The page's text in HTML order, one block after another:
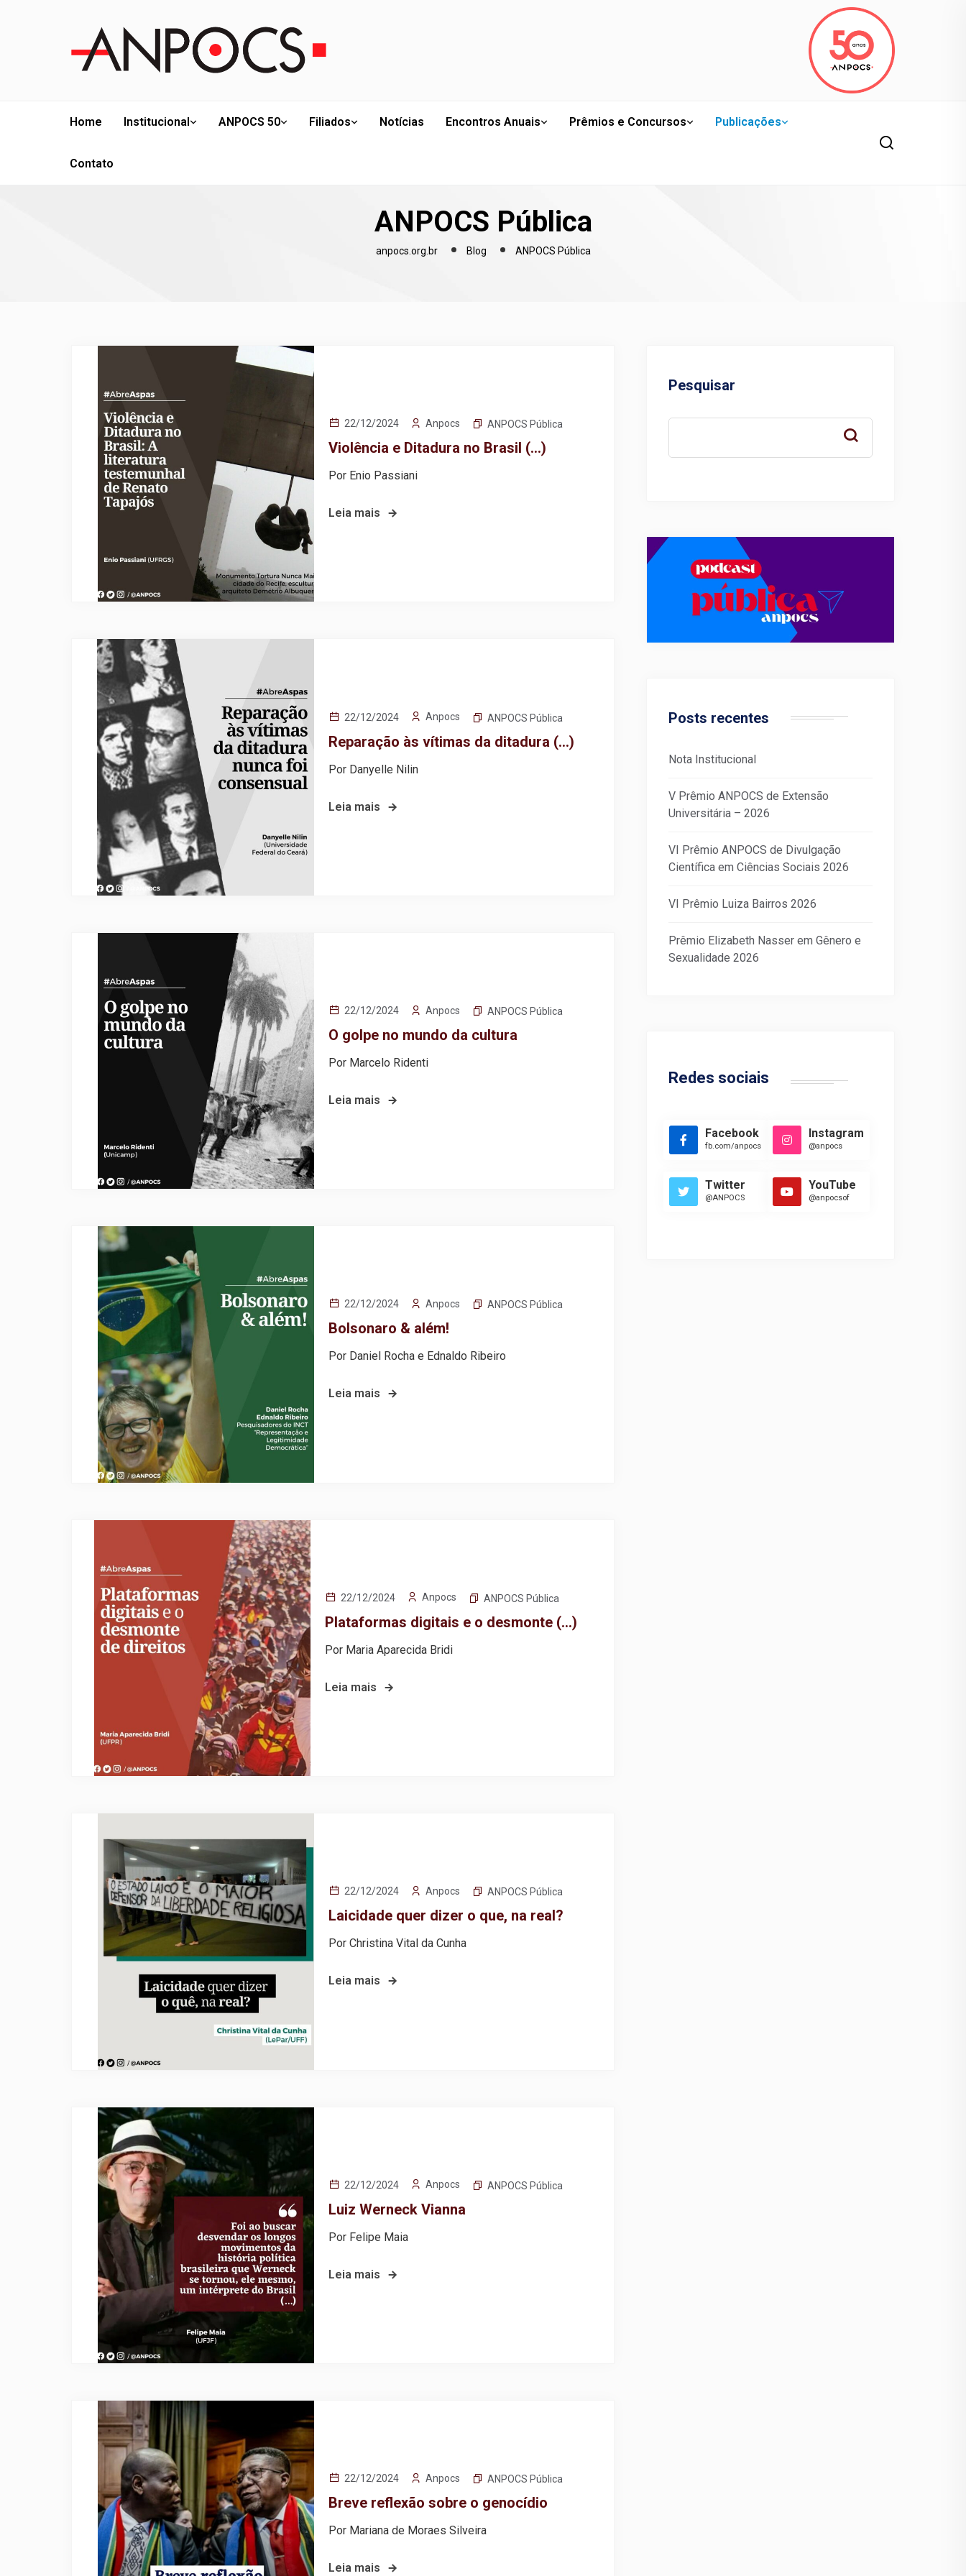
Home Institucional ANPOCS 50 Filiados Notícias Encontros Anuais Prêmios e Concursos Publicações
Contato
ANPOCS Pública
anpocs.org.br Blog ANPOCS Pública
22/12/2024 Anpocs ANPOCS Pública
Violência e Ditadura no Brasil (…)
Por Enio Passiani
Leia mais
22/12/2024 Anpocs ANPOCS Pública
Reparação às vítimas da ditadura (…)
Por Danyelle Nilin
Leia mais
22/12/2024 Anpocs ANPOCS Pública
O golpe no mundo da cultura
Por Marcelo Ridenti
Leia mais
22/12/2024 Anpocs ANPOCS Pública
Bolsonaro & além!
Por Daniel Rocha e Ednaldo Ribeiro
Leia mais
22/12/2024 Anpocs ANPOCS Pública
Plataformas digitais e o desmonte (…)
Por Maria Aparecida Bridi
Leia mais
22/12/2024 Anpocs ANPOCS Pública
Laicidade quer dizer o que, na real?
Por Christina Vital da Cunha
Leia mais
22/12/2024 Anpocs ANPOCS Pública
Luiz Werneck Vianna
Por Felipe Maia
Leia mais
22/12/2024 Anpocs ANPOCS Pública
Breve reflexão sobre o genocídio
Por Mariana de Moraes Silveira
Leia mais
Pesquisar
Posts recentes
Nota Institucional
V Prêmio ANPOCS de Extensão
Universitária – 2026
VI Prêmio ANPOCS de Divulgação
Científica em Ciências Sociais 2026
VI Prêmio Luiza Bairros 2026
Prêmio Elizabeth Nasser em Gênero e
Sexualidade 2026
Redes sociais
Facebook
fb.com/anpocs
Instagram
@anpocs
Twitter
@ANPOCS
YouTube
@anpocsof